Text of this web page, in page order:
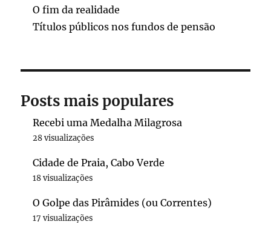
O fim da realidade
Títulos públicos nos fundos de pensão
Posts mais populares
Recebi uma Medalha Milagrosa
28 visualizações
Cidade de Praia, Cabo Verde
18 visualizações
O Golpe das Pirâmides (ou Correntes)
17 visualizações